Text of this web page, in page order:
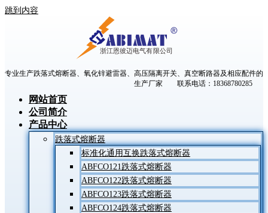
跳到内容
专业生产跌落式熔断器、氧化锌避雷器、高压隔离开关、真空断路器及相应配件的
生产厂家 联系电话：18368780285
网站首页
公司简介
产品中心
跌落式熔断器
标准化通用互换跌落式熔断器
ABFCO121跌落式熔断器
ABFCO122跌落式熔断器
ABFCO123跌落式熔断器
ABFCO124跌落式熔断器